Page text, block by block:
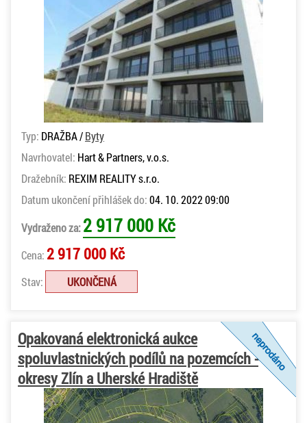
Typ: DRAŽBA /Byty
Navrhovatel: Hart & Partners, v.o.s.
Dražebník: REXIM REALITY s.r.o.
Datum ukončení přihlášek do:04. 10. 2022 09:00
Vydraženo za:2 917 000 Kč
Cena: 2 917 000 Kč
Stav: UKONČENÁ
Opakovaná elektronická aukce
spoluvlastnických podílů na pozemcích -
okresy Zlín a Uherské Hradiště